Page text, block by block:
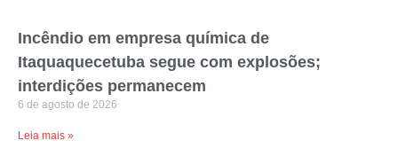
Incêndio em empresa química de
Itaquaquecetuba segue com explosões;
interdições permanecem
6 de agosto de 2026
Leia mais »